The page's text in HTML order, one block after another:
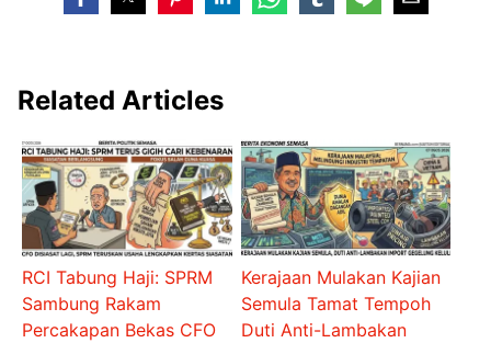
Related Articles
RCI Tabung Haji: SPRM
Sambung Rakam
Percakapan Bekas CFO
Kerajaan Mulakan Kajian
Semula Tamat Tempoh
Duti Anti-Lambakan